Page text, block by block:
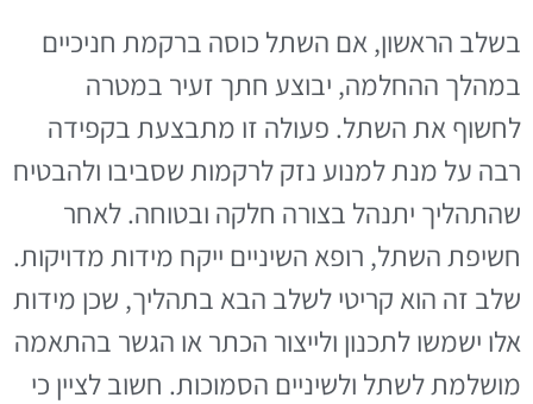
בשלב הראשון, אם השתל כוסה ברקמת חניכיים
במהלך ההחלמה, יבוצע חתך זעיר במטרה
לחשוף את השתל. פעולה זו מתבצעת בקפידה
רבה על מנת למנוע נזק לרקמות שסביבו ולהבטיח
שהתהליך יתנהל בצורה חלקה ובטוחה. לאחר
חשיפת השתל, רופא השיניים ייקח מידות מדויקות.
שלב זה הוא קריטי לשלב הבא בתהליך, שכן מידות
אלו ישמשו לתכנון ולייצור הכתר או הגשר בהתאמה
מושלמת לשתל ולשיניים הסמוכות. חשוב לציין כי